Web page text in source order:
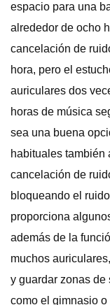
espacio para una
alrededor de ocho
cancelación de
hora, pero el
auriculares dos
horas de música
sea una buena
habituales también
cancelación de
bloqueando el
proporciona
además de la
muchos
y guardar zonas
como el gimnasio